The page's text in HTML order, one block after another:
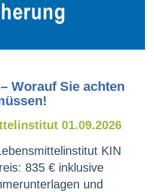
Worauf Sie achten
01.09.2026
KIN
835 € inklusive
und